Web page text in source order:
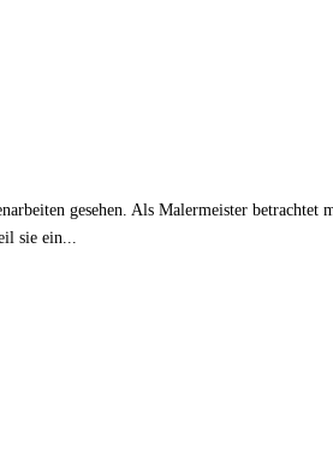
gesehen. Als Malermeister
sie ein...